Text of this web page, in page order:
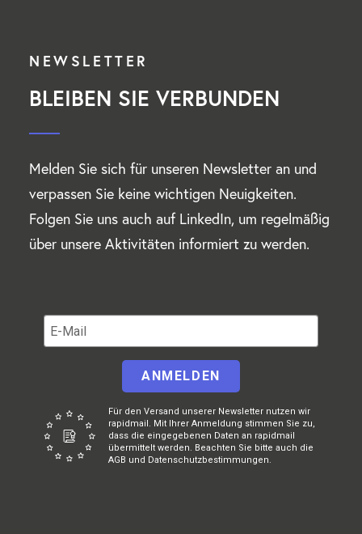
NEWSLETTER
BLEIBEN SIE VERBUNDEN
Melden Sie sich für unseren Newsletter an und
verpassen Sie keine wichtigen Neuigkeiten.
Folgen Sie uns auch auf LinkedIn, um regelmäßig
über unsere Aktivitäten informiert zu werden.
ANMELDEN
Für den Versand unserer Newsletter nutzen wir
rapidmail. Mit Ihrer Anmeldung stimmen Sie zu,
dass die eingegebenen Daten an rapidmail
übermittelt werden. Beachten Sie bitte auch die
AGB und Datenschutzbestimmungen.